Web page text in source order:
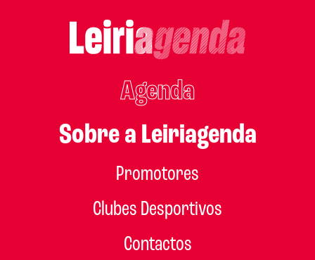
Agenda
Sobre a Leiriagenda
Promotores
Clubes Desportivos
Contactos